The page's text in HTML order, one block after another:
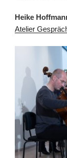
Heike
Atelier